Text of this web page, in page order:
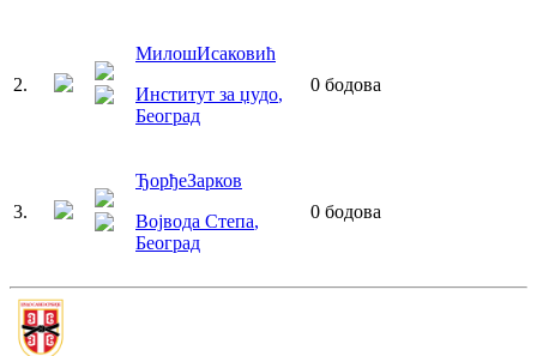
2.
МилошИсаковић
Институт за џудо,
Београд
0 бодова
3.
ЂорђеЗарков
Војвода Степа,
Београд
0 бодова